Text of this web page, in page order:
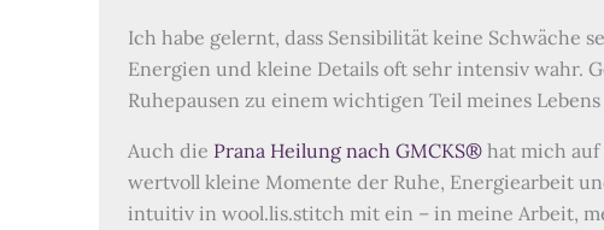
Ich habe gelernt, dass Sensibilität keine Schwäche
Energien und kleine Details oft sehr intensiv wahr.
Ruhepausen zu einem wichtigen Teil meines
Auch die Prana Heilung nach GMCKS®hat mich auf
wertvoll kleine Momente der Ruhe, Energiearbeit
intuitiv in wool.lis.stitch mit ein – in meine Arbeit,